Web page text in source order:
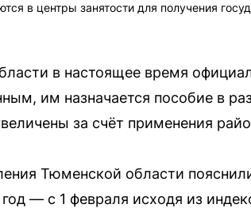
в центры занятости для получения
в настоящее время
им назначается пособие в
за счёт применения
Тюменской области
— с 1 февраля исходя из